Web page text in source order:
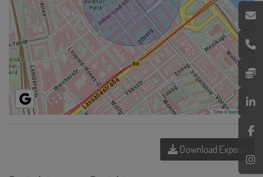
Tiles ©basemap.at
Download Expose